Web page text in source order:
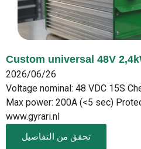
Custom universal 48V
2026/06/26
Voltage nominal: 48 VDC 15S
Max power: 200A (<5 sec)
www.gyrari.nl
تحقق من التفاصيل